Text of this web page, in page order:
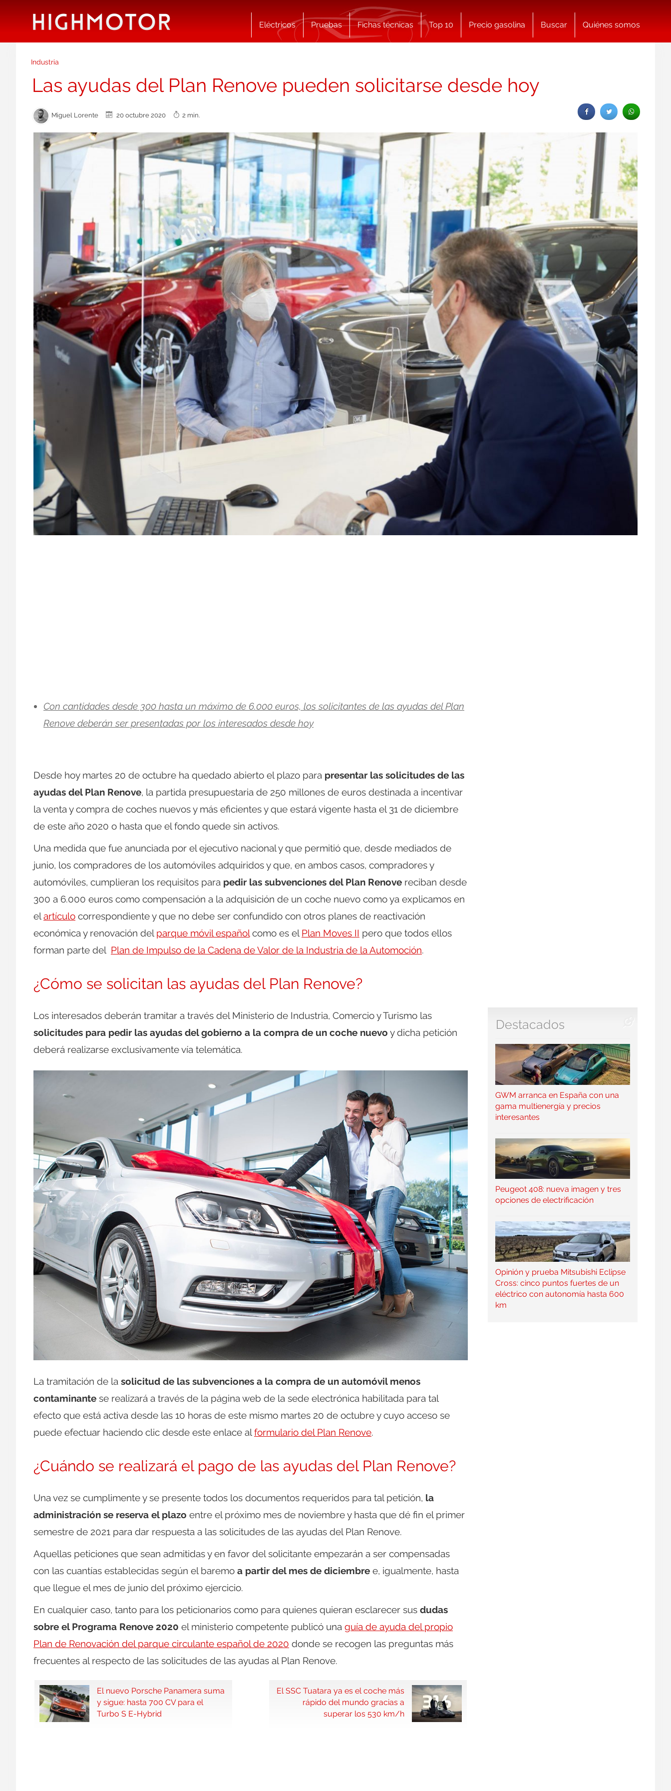
Eléctricos Pruebas Fichas técnicas Top 10 Precio gasolina Buscar Quiénes somos
Industria
Las ayudas del Plan Renove pueden solicitarse desde hoy
Miguel Lorente 20 octubre 2020 2 min.
Con cantidades desde 300 hasta un máximo de 6.000 euros, los solicitantes de las ayudas del Plan
Renove deberán ser presentadas por los interesados desde hoy
Desde hoy martes 20 de octubre ha quedado abierto el plazo para presentar las solicitudes de las
ayudas del Plan Renove, la partida presupuestaria de 250 millones de euros destinada a incentivar
la venta y compra de coches nuevos y más eficientes y que estará vigente hasta el 31 de diciembre
de este año 2020 o hasta que el fondo quede sin activos.
Una medida que fue anunciada por el ejecutivo nacional y que permitió que, desde mediados de
junio, los compradores de los automóviles adquiridos y que, en ambos casos, compradores y
automóviles, cumplieran los requisitos para pedir las subvenciones del Plan Renove reciban desde
300 a 6.000 euros como compensación a la adquisición de un coche nuevo como ya explicamos en
elartículo correspondiente y que no debe ser confundido con otros planes de reactivación
económica y renovación del parque móvil españolcomo es el Plan Moves II pero que todos ellos
forman parte del Plan de Impulso de la Cadena de Valor de la Industria de la Automoción.
¿Cómo se solicitan las ayudas del Plan Renove?
Los interesados deberán tramitar a través del Ministerio de Industria, Comercio y Turismo las
solicitudes para pedir las ayudas del gobierno a la compra de un coche nuevo y dicha petición
deberá realizarse exclusivamente vía telemática.
La tramitación de la solicitud de las subvenciones a la compra de un automóvil menos
contaminante se realizará a través de la página web de la sede electrónica habilitada para tal
efecto que está activa desde las 10 horas de este mismo martes 20 de octubre y cuyo acceso se
puede efectuar haciendo clic desde este enlace alformulario del Plan Renove.
¿Cuándo se realizará el pago de las ayudas del Plan Renove?
Una vez se cumplimente y se presente todos los documentos requeridos para tal petición, la
administración se reserva el plazo entre el próximo mes de noviembre y hasta que dé fin el primer
semestre de 2021 para dar respuesta a las solicitudes de las ayudas del Plan Renove.
Aquellas peticiones que sean admitidas y en favor del solicitante empezarán a ser compensadas
con las cuantías establecidas según el baremo a partir del mes de diciembre e, igualmente, hasta
que llegue el mes de junio del próximo ejercicio.
En cualquier caso, tanto para los peticionarios como para quienes quieran esclarecer sus dudas
sobre el Programa Renove 2020 el ministerio competente publicó una guía de ayuda del propio
Plan de Renovación del parque circulante español de 2020 donde se recogen las preguntas más
frecuentes al respecto de las solicitudes de las ayudas al Plan Renove.
El nuevo Porsche Panamera suma
y sigue: hasta 700 CV para el
Turbo S E-Hybrid
El SSC Tuatara ya es el coche más
rápido del mundo gracias a
superar los 530 km/h
Destacados
GWM arranca en España con una
gama multienergía y precios
interesantes
Peugeot 408: nueva imagen y tres
opciones de electrificación
Opinión y prueba Mitsubishi Eclipse
Cross: cinco puntos fuertes de un
eléctrico con autonomía hasta 600
km